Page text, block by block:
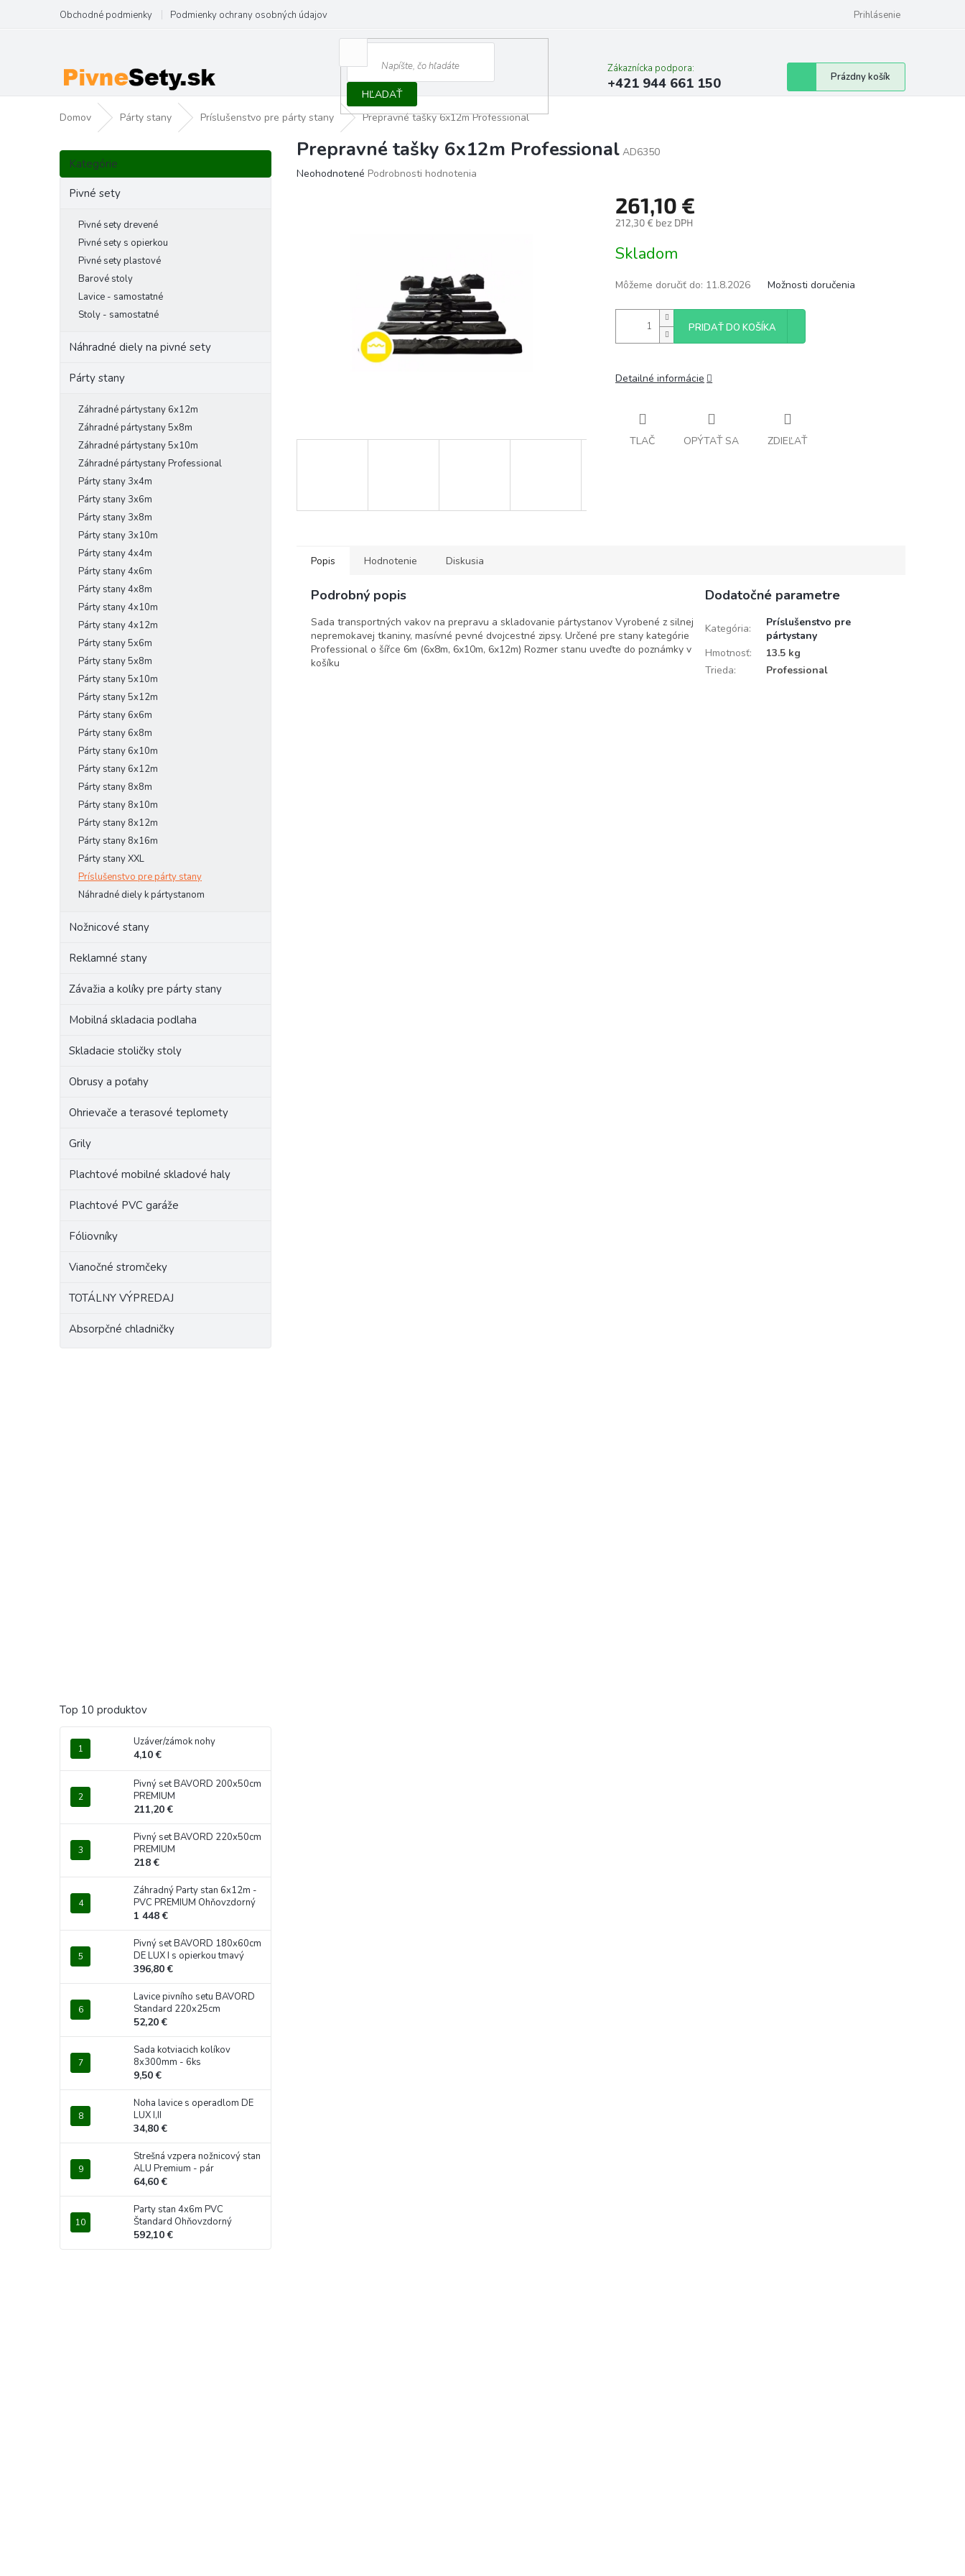
obsah
Obchodné podmienky Podmienky ochrany osobných údajov Prihlásenie
HĽADAŤ
Zákaznícka podpora:
+421 944 661 150
Nákupný
košík
Prázdny košík
Domov Párty stany Príslušenstvo pre párty stany Prepravné tašky 6x12m Professional
B
č
Preskočiť
kategórie
Kategórie
Pivné sety
Pivné sety drevené
Pivné sety s opierkou
Pivné sety plastové
Barové stoly
Lavice - samostatné
Stoly - samostatné
Náhradné diely na pivné sety
Párty stany
Záhradné pártystany 6x12m
Záhradné pártystany 5x8m
Záhradné pártystany 5x10m
Záhradné pártystany Professional
Párty stany 3x4m
Párty stany 3x6m
Párty stany 3x8m
Párty stany 3x10m
Párty stany 4x4m
Párty stany 4x6m
Párty stany 4x8m
Párty stany 4x10m
Párty stany 4x12m
Párty stany 5x6m
Párty stany 5x8m
Párty stany 5x10m
Párty stany 5x12m
Párty stany 6x6m
Párty stany 6x8m
Párty stany 6x10m
Párty stany 6x12m
Párty stany 8x8m
Párty stany 8x10m
Párty stany 8x12m
Párty stany 8x16m
Párty stany XXL
Príslušenstvo pre párty stany
Náhradné diely k pártystanom
Nožnicové stany
Reklamné stany
Závažia a kolíky pre párty stany
Mobilná skladacia podlaha
Skladacie stoličky stoly
Obrusy a poťahy
Ohrievače a terasové teplomety
Grily
Plachtové mobilné skladové haly
Plachtové PVC garáže
Fóliovníky
Vianočné stromčeky
TOTÁLNY VÝPREDAJ
Absorpčné chladničky
Top 10 produktov
Uzáver/zámok nohy
4,10 €
Pivný set BAVORD 200x50cm
PREMIUM
211,20 €
Pivný set BAVORD 220x50cm
PREMIUM
218 €
Záhradný Party stan 6x12m -
PVC PREMIUM Ohňovzdorný
1 448 €
Pivný set BAVORD 180x60cm
DE LUX I s opierkou tmavý
396,80 €
Lavice pivního setu BAVORD
Standard 220x25cm
52,20 €
Sada kotviacich kolíkov
8x300mm - 6ks
9,50 €
Noha lavice s operadlom DE
LUX I,II
34,80 €
Strešná vzpera nožnicový stan
ALU Premium - pár
64,60 €
Party stan 4x6m PVC
Štandard Ohňovzdorný
592,10 €
Prepravné tašky 6x12m Professional AD6350
Priemerné
Neohodnotené Podrobnosti hodnotenia
261,10 €
212,30 € bez DPH
cena:
Skladom
Môžeme doručiť do: 11.8.2026 Možnosti doručenia
PRIDAŤ DO KOŠÍKA
Detailné informácie
TLAČ OPÝTAŤ SA ZDIEĽAŤ
Popis Hodnotenie Diskusia
Podrobný popis
Sada transportných vakov na prepravu a skladovanie pártystanov Vyrobené z silnej
nepremokavej tkaniny, masívné pevné dvojcestné zipsy. Určené pre stany kategórie
Professional o šířce 6m (6x8m, 6x10m, 6x12m) Rozmer stanu uveďte do poznámky v
košíku
Dodatočné parametre
Kategória:
Príslušenstvo pre
pártystany
Hmotnosť:
13.5 kg
Trieda: Professional